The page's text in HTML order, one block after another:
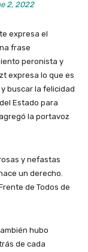
2, 2022
expresa el
frase
peronista y
expresa lo que es
buscar la felicidad
Estado para
la portavoz
y nefastas
un derecho.
de Todos de
hubo
de cada